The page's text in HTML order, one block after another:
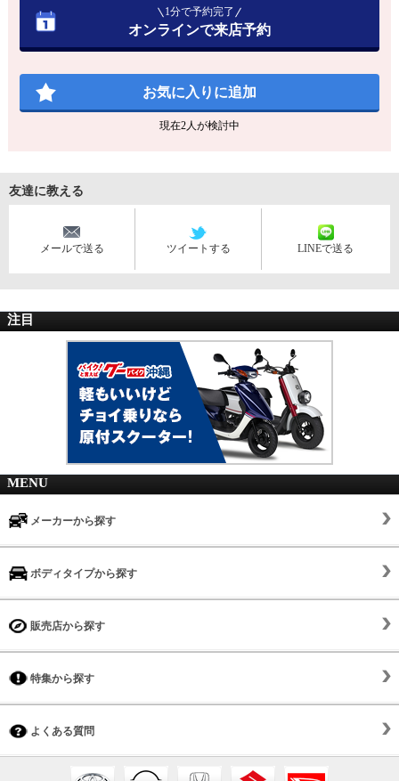
1分で予約完了
オンラインで来店予約
お気に入りに追加
現在2人が検討中
友達に教える
メールで送る ツイートする LINEで送る
注目
MENU
メーカーから探す
ボディタイプから探す
販売店から探す
特集から探す
よくある質問